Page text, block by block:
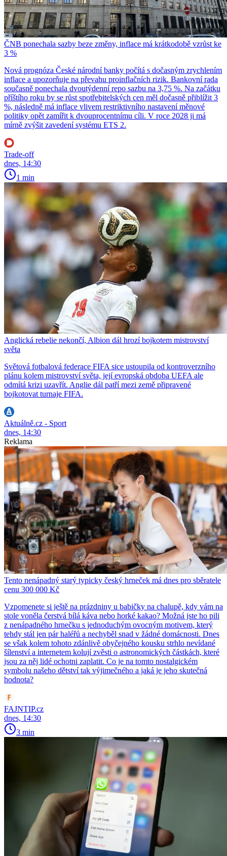
ČNB ponechala sazby beze změny, inflace má krátkodobě vzrůst ke
3 %
Nová prognóza České národní banky počítá s dočasným zrychlením
inflace a upozorňuje na převahu proinflačních rizik. Bankovní rada
současně ponechala dvoutýdenní repo sazbu na 3,75 %. Na začátku
příštího roku by se růst spotřebitelských cen měl dočasně přiblížit 3
%, následně má inflace vlivem restriktivního nastavení měnové
politiky opět zamířit k dvouprocentnímu cíli. V roce 2028 ji má
mírně zvýšit zavedení systému ETS 2.
Trade-off
dnes, 14:30
1 min
Anglická rebelie nekončí, Albion dál hrozí bojkotem mistrovství
světa
Světová fotbalová federace FIFA sice ustoupila od kontroverzního
plánu kolem mistrovství světa, její evropská obdoba UEFA ale
odmítá krizi uzavřít. Anglie dál patří mezi země připravené
bojkotovat turnaje FIFA.
Aktuálně.cz - Sport
dnes, 14:30
Reklama
Tento nenápadný starý typicky český hrneček má dnes pro sběratele
cenu 300 000 Kč
Vzpomenete si ještě na prázdniny u babičky na chalupě, kdy vám na
stole voněla čerstvá bílá káva nebo horké kakao? Možná jste ho pili
z nenápadného hrnečku s jednoduchým ovocným motivem, který
tehdy stál jen pár haléřů a nechyběl snad v žádné domácnosti. Dnes
se však kolem tohoto zdánlivě obyčejného kousku strhlo nevídané
šílenství a internetem kolují zvěsti o astronomických částkách, které
jsou za něj lidé ochotni zaplatit. Co je na tomto nostalgickém
symbolu našeho dětství tak výjimečného a jaká je jeho skutečná
hodnota?
FAJNTIP.cz
dnes, 14:30
3 min